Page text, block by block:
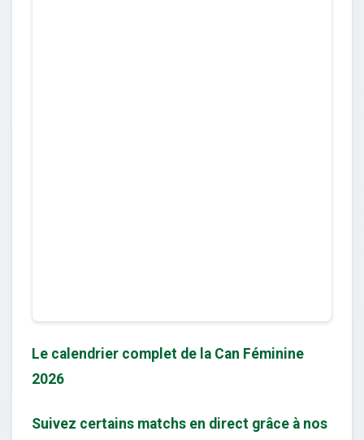
Le calendrier complet de la Can Féminine
2026
Suivez certains matchs en direct grâce à nos